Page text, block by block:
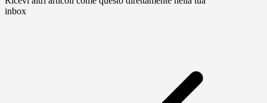
inbox